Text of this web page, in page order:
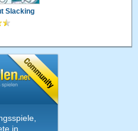
Slacking
in